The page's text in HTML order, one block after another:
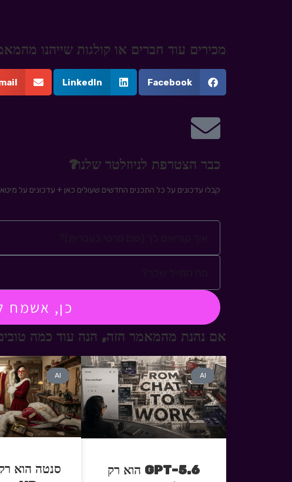
מכירים עוד חברים או קולגות שייהנו
Facebook
LinkedIn
כבר הצטרפת לניוזלטר שלנו?
קבלו עדכונים על כל התכנים החדשים שעולים כאן + עדכונים על
כן, אשמח
אם נהנת מהמאמר הזה, הנה עוד כמה
AI
GPT-5.6 הוא רק
AI
סנטה הוא